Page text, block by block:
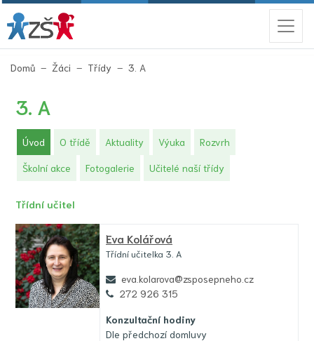
Domů Žáci Třídy 3. A
3. A
Úvod (aktuální)
O třídě Aktuality Výuka Rozvrh
Školní akce Fotogalerie Učitelé naší třídy
Třídní učitel
Eva Kolářová
Třídní učitelka 3. A
eva.kolarova@zsposepneho.cz
272 926 315
Konzultační hodiny
Dle předchozí domluvy